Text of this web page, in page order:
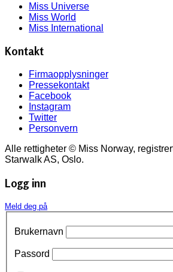
Miss Universe
Miss World
Miss International
Kontakt
Firmaopplysninger
Pressekontakt
Facebook
Instagram
Twitter
Personvern
Alle rettigheter © Miss Norway,
Starwalk AS, Oslo.
Logg inn
Meld deg på
Brukernavn
Passord